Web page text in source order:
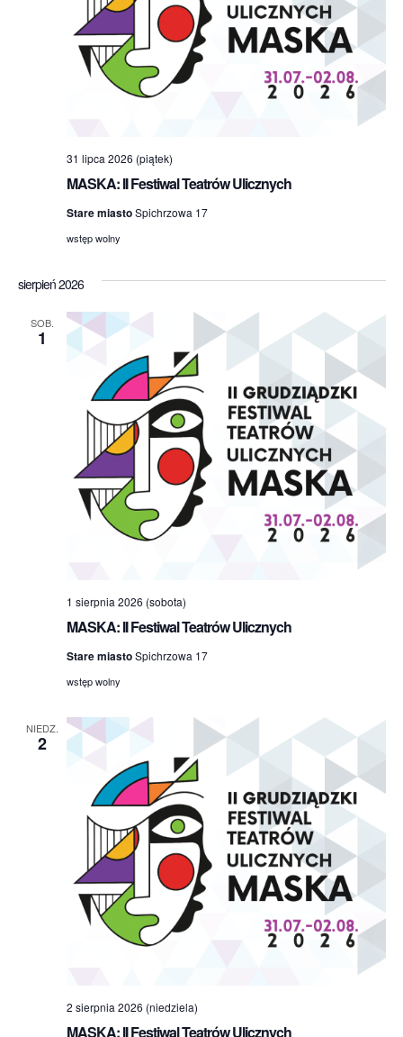
MASKA: II Festiwal Teatrów Ulicznych
31 lipca 2026 (piątek)
Stare miastoSpichrzowa 17
wstęp wolny
sierpień 2026
SOB.
1
MASKA: II Festiwal Teatrów Ulicznych
1 sierpnia 2026 (sobota)
Stare miastoSpichrzowa 17
wstęp wolny
NIEDZ.
2
MASKA: II Festiwal Teatrów Ulicznych
2 sierpnia 2026 (niedziela)